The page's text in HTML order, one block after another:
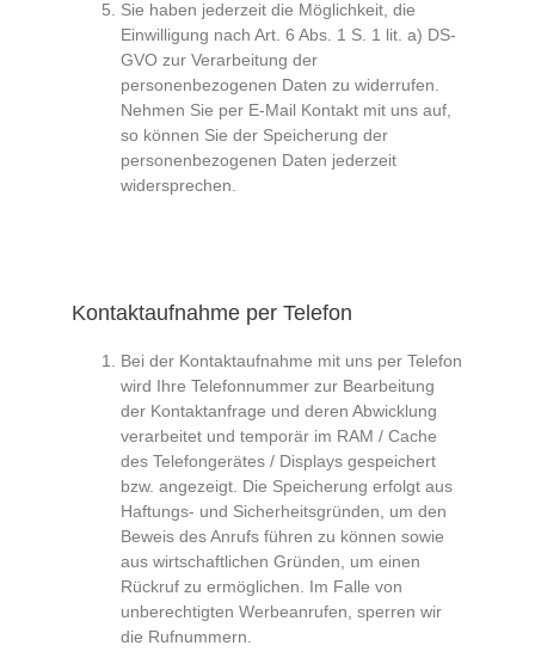
Sie haben jederzeit die Möglichkeit, die
Einwilligung nach Art. 6 Abs. 1 S. 1 lit. a) DS-
GVO zur Verarbeitung der
personenbezogenen Daten zu widerrufen.
Nehmen Sie per E-Mail Kontakt mit uns auf,
so können Sie der Speicherung der
personenbezogenen Daten jederzeit
widersprechen.
Kontaktaufnahme per Telefon
Bei der Kontaktaufnahme mit uns per Telefon
wird Ihre Telefonnummer zur Bearbeitung
der Kontaktanfrage und deren Abwicklung
verarbeitet und temporär im RAM / Cache
des Telefongerätes / Displays gespeichert
bzw. angezeigt. Die Speicherung erfolgt aus
Haftungs- und Sicherheitsgründen, um den
Beweis des Anrufs führen zu können sowie
aus wirtschaftlichen Gründen, um einen
Rückruf zu ermöglichen. Im Falle von
unberechtigten Werbeanrufen, sperren wir
die Rufnummern.